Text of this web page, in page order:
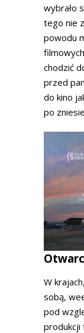
wybrało
tego nie
powodu
chodzić
przed
do kino
po
W
sobą,
pod
produkcji